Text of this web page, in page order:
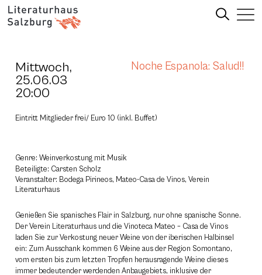
Mittwoch,
25.06.03
20:00
Noche Espanola: Salud!!
Eintritt Mitglieder frei/ Euro 10 (inkl. Buffet)
Genre: Weinverkostung mit Musik
Beteiligte: Carsten Scholz
Veranstalter: Bodega Pirineos, Mateo-Casa de Vinos, Verein
Literaturhaus
Genießen Sie spanisches Flair in Salzburg, nur ohne spanische Sonne.
Der Verein Literaturhaus und die Vinoteca Mateo – Casa de Vinos
laden Sie zur Verkostung neuer Weine von der iberischen Halbinsel
ein: Zum Ausschank kommen 6 Weine aus der Region Somontano,
vom ersten bis zum letzten Tropfen herausragende Weine dieses
immer bedeutender werdenden Anbaugebiets, inklusive der